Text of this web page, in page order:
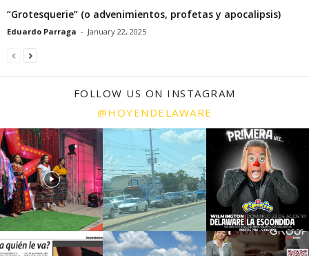
“Grotesquerie” (o advenimientos, profetas y apocalipsis)
Eduardo Parraga - January 22, 2025
FOLLOW US ON INSTAGRAM
@HOYENDELAWARE